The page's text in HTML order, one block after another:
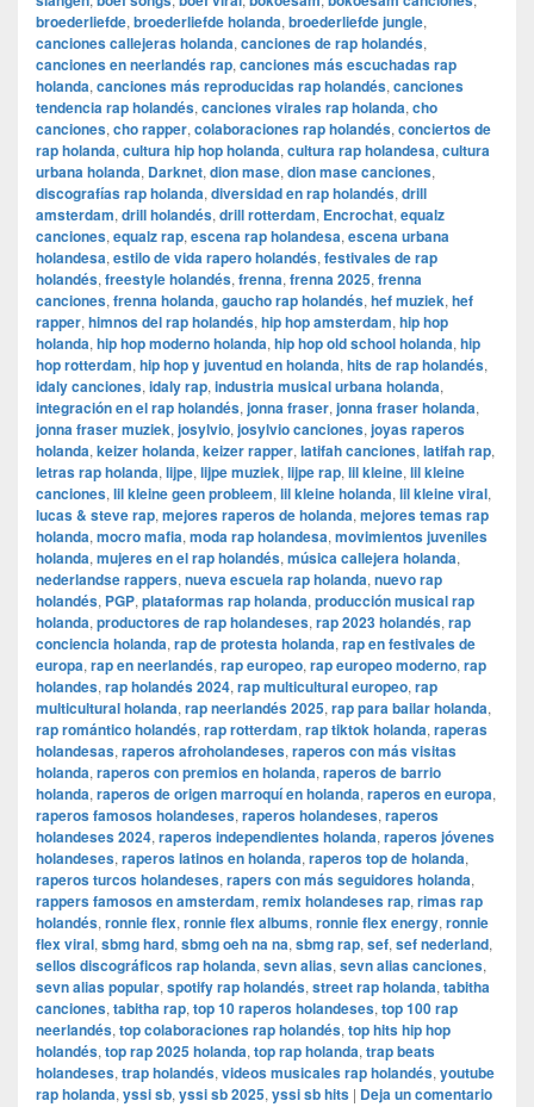
broederliefde, broederliefde holanda, broederliefde jungle,
canciones callejeras holanda, canciones de rap holandés,
canciones en neerlandés rap, canciones más escuchadas rap
holanda, canciones más reproducidas rap holandés, canciones
tendencia rap holandés, canciones virales rap holanda, cho
canciones, cho rapper, colaboraciones rap holandés, conciertos de
rap holanda, cultura hip hop holanda, cultura rap holandesa, cultura
urbana holanda, Darknet, dion mase, dion mase canciones,
discografías rap holanda, diversidad en rap holandés, drill
amsterdam, drill holandés, drill rotterdam, Encrochat, equalz
canciones, equalz rap, escena rap holandesa, escena urbana
holandesa, estilo de vida rapero holandés, festivales de rap
holandés, freestyle holandés, frenna, frenna 2025, frenna
canciones, frenna holanda, gaucho rap holandés, hef muziek, hef
rapper, himnos del rap holandés, hip hop amsterdam, hip hop
holanda, hip hop moderno holanda, hip hop old school holanda, hip
hop rotterdam, hip hop y juventud en holanda, hits de rap holandés,
idaly canciones, idaly rap, industria musical urbana holanda,
integración en el rap holandés, jonna fraser, jonna fraser holanda,
jonna fraser muziek, josylvio, josylvio canciones, joyas raperos
holanda, keizer holanda, keizer rapper, latifah canciones, latifah rap,
letras rap holanda, lijpe, lijpe muziek, lijpe rap, lil kleine, lil kleine
canciones, lil kleine geen probleem, lil kleine holanda, lil kleine viral,
lucas & steve rap, mejores raperos de holanda, mejores temas rap
holanda, mocro mafia, moda rap holandesa, movimientos juveniles
holanda, mujeres en el rap holandés, música callejera holanda,
nederlandse rappers, nueva escuela rap holanda, nuevo rap
holandés, PGP, plataformas rap holanda, producción musical rap
holanda, productores de rap holandeses, rap 2023 holandés, rap
conciencia holanda, rap de protesta holanda, rap en festivales de
europa, rap en neerlandés, rap europeo, rap europeo moderno, rap
holandes, rap holandés 2024, rap multicultural europeo, rap
multicultural holanda, rap neerlandés 2025, rap para bailar holanda,
rap romántico holandés, rap rotterdam, rap tiktok holanda, raperas
holandesas, raperos afroholandeses, raperos con más visitas
holanda, raperos con premios en holanda, raperos de barrio
holanda, raperos de origen marroquí en holanda, raperos en europa,
raperos famosos holandeses, raperos holandeses, raperos
holandeses 2024, raperos independientes holanda, raperos jóvenes
holandeses, raperos latinos en holanda, raperos top de holanda,
raperos turcos holandeses, rapers con más seguidores holanda,
rappers famosos en amsterdam, remix holandeses rap, rimas rap
holandés, ronnie flex, ronnie flex albums, ronnie flex energy, ronnie
flex viral, sbmg hard, sbmg oeh na na, sbmg rap, sef, sef nederland,
sellos discográficos rap holanda, sevn alias, sevn alias canciones,
sevn alias popular, spotify rap holandés, street rap holanda, tabitha
canciones, tabitha rap, top 10 raperos holandeses, top 100 rap
neerlandés, top colaboraciones rap holandés, top hits hip hop
holandés, top rap 2025 holanda, top rap holanda, trap beats
holandeses, trap holandés, videos musicales rap holandés, youtube
rap holanda, yssi sb, yssi sb 2025, yssi sb hits | Deja un comentario